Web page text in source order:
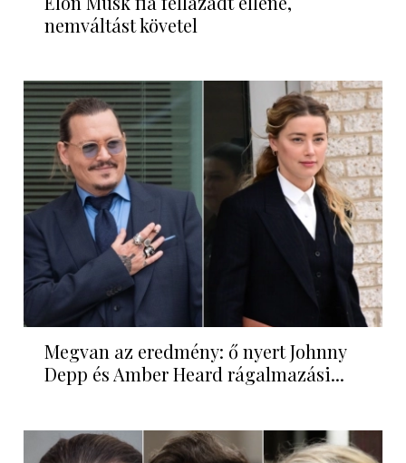
nemváltást követel
Megvan az eredmény: ő nyert Johnny
Depp és Amber Heard rágalmazási...